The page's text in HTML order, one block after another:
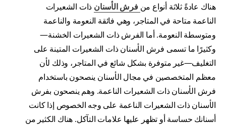
هناك عادةً ثلاثة أنواع من فرش الأسنان ذات الشعيرات
الناعمة متاحة في المتاجر، وهي فائقة النعومة والناعمة
ومتوسطة النعومة. أما الفرش ذات الشعيرات الخشنة—
وكثيرًا ما تسمى فرش الأسنان ذات الشعيرات المتينة على
التغليف—غير متوفرة بشكل شائع في المتاجر، وذلك لأن
معظم المتخصصين في مجال الأسنان ينصحون باستخدام
فرش الأسنان ذات الشعيرات الناعمة. وهم ينصحون بفرش
الأسنان ذات الشعيرات الناعمة على وجه الخصوص إذا كانت
أسنانك حساسة أو تظهر عليها علامات التآكل. هناك الكثير من